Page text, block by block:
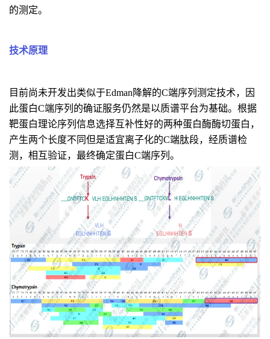
的测定。
技术原理
目前尚未开发出类似于Edman降解的C端序列测定技术，因
此蛋白C端序列的确证服务仍然是以质谱平台为基础。根据
靶蛋白理论序列信息选择互补性好的两种蛋白酶酶切蛋白，
产生两个长度不同但是适宜离子化的C端肽段，经质谱检
测，相互验证，最终确定蛋白C端序列。